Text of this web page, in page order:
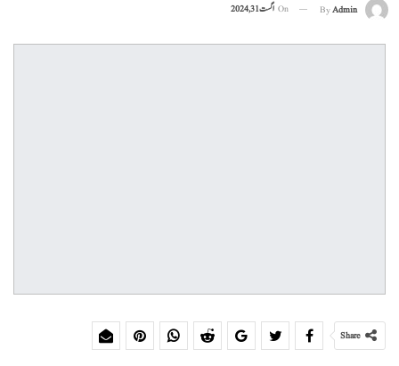
ByAdmin
On اگست 31, 2024
Share